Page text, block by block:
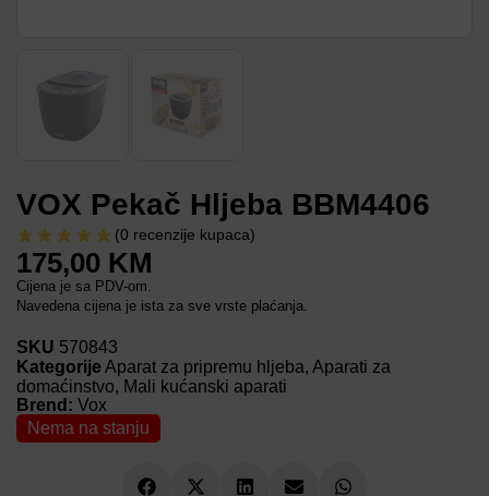
VOX Pekač Hljeba BBM4406
(0 recenzije kupaca)
175,00 KM
Cijena je sa PDV-om.
Navedena cijena je ista za sve vrste plaćanja.
SKU 570843
Kategorije Aparat za pripremu hljeba, Aparati za
domaćinstvo, Mali kućanski aparati
Brend: Vox
Nema na stanju